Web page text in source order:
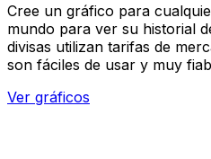
Cree un gráfico para
mundo para ver su historial
divisas utilizan tarifas de
son fáciles de usar y muy
Ver gráficos